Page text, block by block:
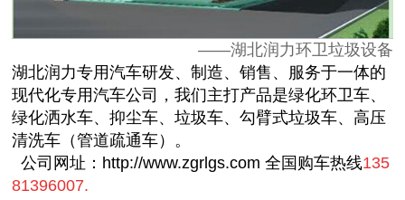
——湖北润力环卫垃圾设备
湖北润力专用汽车研发、制造、销售、服务于一体的
现代化专用汽车公司，我们主打产品是绿化环卫车、
绿化洒水车、抑尘车、垃圾车、勾臂式垃圾车、高压
清洗车（管道疏通车）。
公司网址： http://www.zgrlgs.com 全国购车热线135
81396007.